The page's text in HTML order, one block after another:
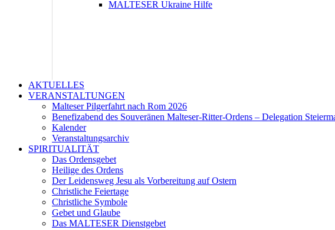
MALTESER Ukraine Hilfe
AKTUELLES
VERANSTALTUNGEN
Malteser Pilgerfahrt nach Rom 2026
Benefizabend des Souveränen Malteser-Ritter-Ordens – Delegation
Kalender
Veranstaltungsarchiv
SPIRITUALITÄT
Das Ordensgebet
Heilige des Ordens
Der Leidensweg Jesu als Vorbereitung auf Ostern
Christliche Feiertage
Christliche Symbole
Gebet und Glaube
Das MALTESER Dienstgebet